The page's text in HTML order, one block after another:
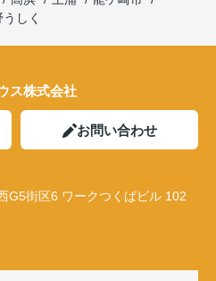
しく
ス株式会社
お問い合わせ
G5街区6 ワークつくばビル 102